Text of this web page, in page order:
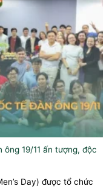
19/11 ấn tượng, độc
Day) được tổ chức